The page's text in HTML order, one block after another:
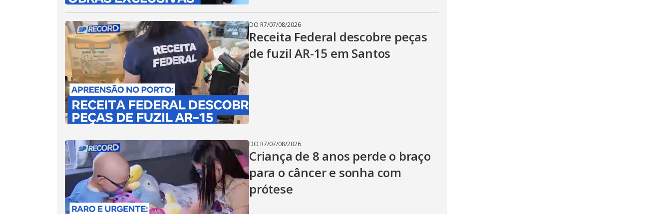
DO R7/07/08/2026
Receita Federal descobre peças
de fuzil AR-15 em Santos
DO R7/07/08/2026
Criança de 8 anos perde o braço
para o câncer e sonha com
prótese